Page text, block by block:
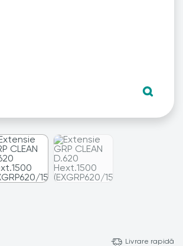
Livrare rapidă